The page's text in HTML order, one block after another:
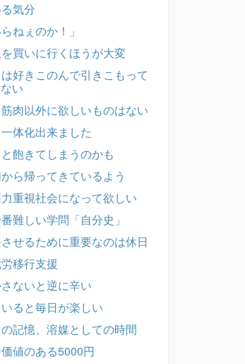
気分
ねぇのか！」
買いに行くほうが大変
好きこのんで引きこもって
い
肉以外に欲しいものはない
体化出来ました
飽きてしまうのかも
ら帰ってきているよう
重視社会になって欲しい
難しい学問「自分史」
せるために重要なのは休日
移行支援
ないと逆に辛い
ると毎日が楽しい
記憶、溶媒としての時間
値のある5000円